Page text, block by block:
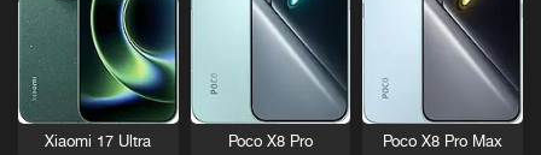
Poco X8 Pro Max
Poco X8 Pro
Xiaomi 17 Ultra